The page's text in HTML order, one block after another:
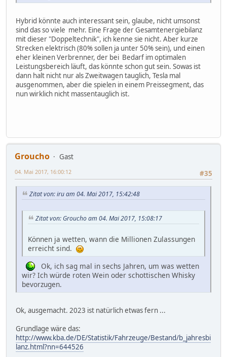
Hybrid könnte auch interessant sein, glaube, nicht umsonst
sind das so viele mehr. Eine Frage der Gesamtenergiebilanz
mit dieser "Doppeltechnik", ich kenne sie nicht. Aber kurze
Strecken elektrisch (80% sollen ja unter 50% sein), und einen
eher kleinen Verbrenner, der bei Bedarf im optimalen
Leistungsbereich läuft, das könnte schon gut sein. Sowas ist
dann halt nicht nur als Zweitwagen tauglich, Tesla mal
ausgenommen, aber die spielen in einem Preissegment, das
nun wirklich nicht massentauglich ist.
Groucho
Gast
#35
04. Mai 2017, 16:00:12
Zitat von: iru am 04. Mai 2017, 15:42:48
Zitat von: Groucho am 04. Mai 2017, 15:08:17
Können ja wetten, wann die Millionen Zulassungen
erreicht sind.
Ok, ich sag mal in sechs Jahren, um was wetten
wir? Ich würde roten Wein oder schottischen Whisky
bevorzugen.
Ok, ausgemacht. 2023 ist natürlich etwas fern ...
Grundlage wäre das:
http://www.kba.de/DE/Statistik/Fahrzeuge/Bestand/b_jahresbi
lanz.html?nn=644526